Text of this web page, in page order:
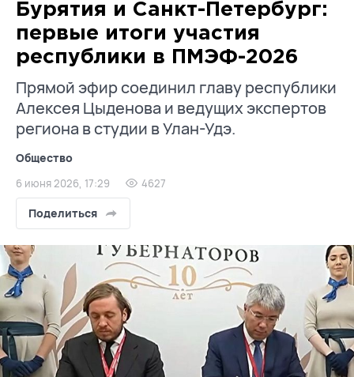
Бурятия и Санкт-Петербург:
первые итоги участия
республики в ПМЭФ-2026
Прямой эфир соединил главу республики
Алексея Цыденова и ведущих экспертов
региона в студии в Улан-Удэ.
Общество
6 июня 2026, 17:29 4627
Поделиться